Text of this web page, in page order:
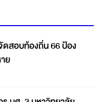
สอบท้องถิ่น 66 ป้อง
ย